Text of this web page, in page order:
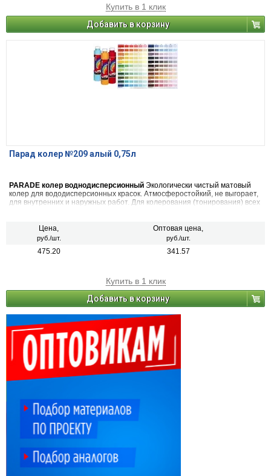
Купить в 1 клик
Добавить в корзину
Парад колер №209 алый 0,75л
PARADE колер воднодисперсионный Экологически чистый матовый
колер для вододисперсионных красок. Атмосферостойкий, не выгорает,
для внутренних и наружных работ. Для колерования (тонирования) всех
декоративных и дизайнерских работ. 22 цвета
Цена,
руб./шт.
Оптовая цена,
руб./шт.
475.20 341.57
Купить в 1 клик
Добавить в корзину